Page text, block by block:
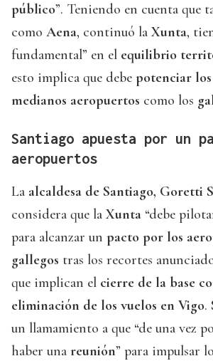
público”. Teniendo en cuenta que
como Aena, continuó la Xunta,
fundamental” en el equilibrio
esto implica que debe potenciar
medianos aeropuertos como los
Santiago apuesta por un
aeropuertos
La alcaldesa de Santiago, Goretti
considera que la Xunta “debe
para alcanzar un pacto por los
gallegos tras los recortes
que implican el cierre de la base
eliminación de los vuelos en Vigo.
un llamamiento a que “de una vez
haber una reunión” para impulsar